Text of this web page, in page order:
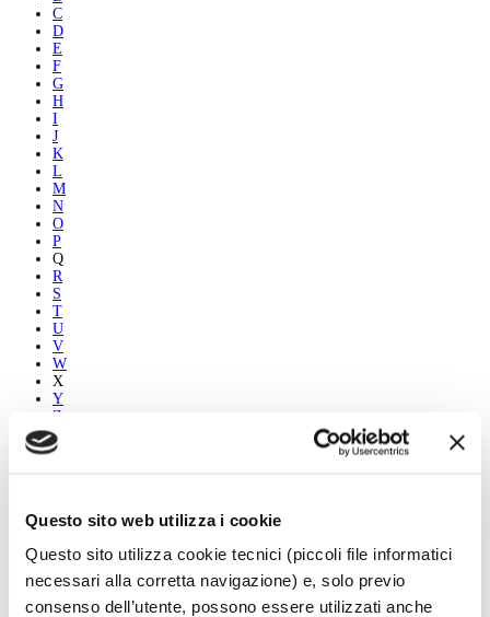
Questo sito web utilizza i cookie
Questo sito utilizza cookie tecnici (piccoli file informatici
necessari alla corretta navigazione) e, solo previo
consenso dell’utente, possono essere utilizzati anche
C
D
E
F
G
H
I
J
K
L
M
N
O
P
Q
R
S
T
U
V
W
X
Y
Z
B
D
F
G